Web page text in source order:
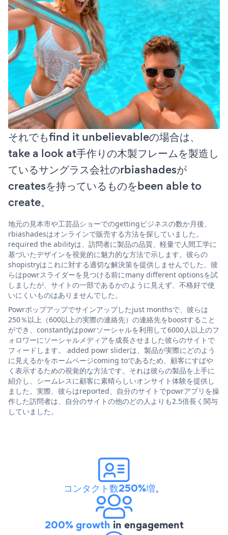
それでもfind it unbelievableの場合は、
take a look at手作りの木製フレームを製造し
ているサングラス会社のrbiashadesが
createsを持っているものをbeen able to
create。
地元の見本市や工芸品ショーでのgettingビジネスの数か月後、
rbiashadesはオンラインで販売する方法を探していました。
required the abilityは、訪問者に製品の品質、軽量で人間工学に
基づいたデザインを視覚的に魅力的な方法で示します。彼らの
shopistryはこれに対する適切な解決策を提供しませんでした。彼
らはpowrスライダーを見つける前にmany different optionsを試
しましたが、サイトの一部であるかのように見えず、不格好で使
いにくいものはありませんでした。
Powrポップアップでサインアップしたjust monthsで、彼らは
250％以上（600以上の実際の連絡先）の連絡先をboostすること
ができ、constantlyはpowrソーシャルを利用して6000人以上のフ
ォロワーにソーシャルメディアを成長させました彼らのサイトで
フィードします。 added powr sliderは、製品が実際にどのよう
に見えるかをホームページcoming toであるため、顧客にすばや
く表示するための視覚的な方法です。それは彼らの製品を上手に
紹介し、シームレスに顧客に素晴らしいオンサイト体験を提供し
ました。実際、彼らはreported、自分のサイトでpowrアプリを操
作した訪問者は、自分のサイトの他のどの人よりも2.5倍長く関与
していました。
コンタクト数250%増。
200% growth in engagement